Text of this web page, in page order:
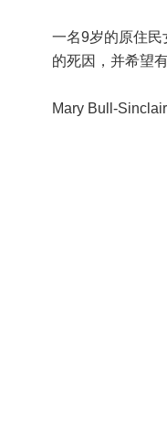
一名9岁的原住
的死因，并希望
Mary Bull-Sinclair